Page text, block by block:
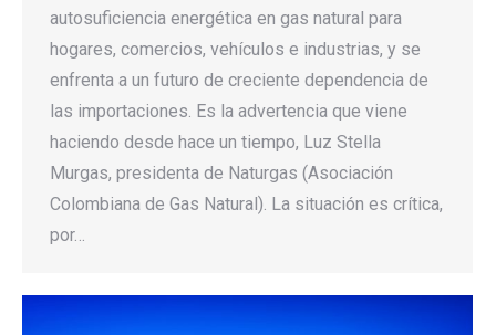
autosuficiencia energética en gas natural para
hogares, comercios, vehículos e industrias, y se
enfrenta a un futuro de creciente dependencia de
las importaciones. Es la advertencia que viene
haciendo desde hace un tiempo, Luz Stella
Murgas, presidenta de Naturgas (Asociación
Colombiana de Gas Natural). La situación es crítica,
por…